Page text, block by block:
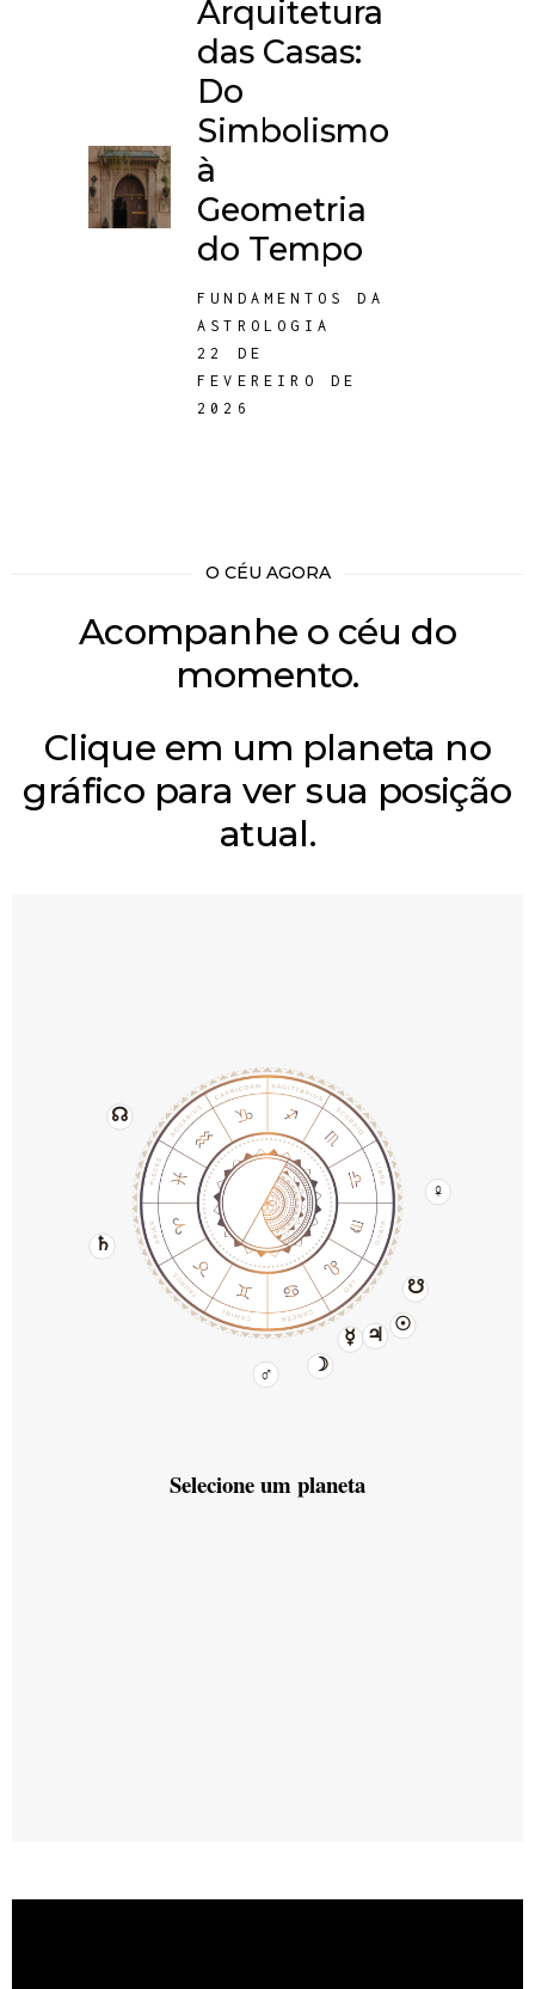
Arquitetura
das Casas:
Do
Simbolismo
à
Geometria
do Tempo
FUNDAMENTOS DA
ASTROLOGIA
22 DE
FEVEREIRO DE
2026
O CÉU AGORA
Acompanhe o céu do
momento.
Clique em um planeta no
gráfico para ver sua posição
atual.